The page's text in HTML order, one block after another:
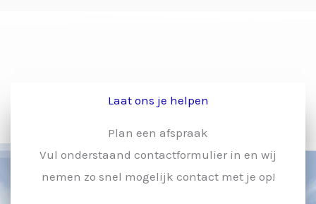
Laat ons je helpen
Plan een afspraak
Vul onderstaand contactformulier in en wij
nemen zo snel mogelijk contact met je op!